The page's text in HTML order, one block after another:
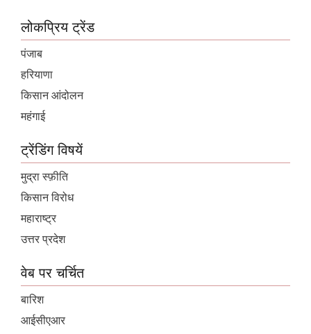
लोकप्रिय ट्रेंड
पंजाब
हरियाणा
किसान आंदोलन
महंगाई
ट्रेंडिंग विषयें
मुद्रा स्फ़ीति
किसान विरोध
महाराष्ट्र
उत्तर प्रदेश
वेब पर चर्चित
बारिश
आईसीएआर